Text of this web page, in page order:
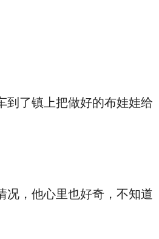
了镇上把做好的布娃娃给
，他心里也好奇，不知道